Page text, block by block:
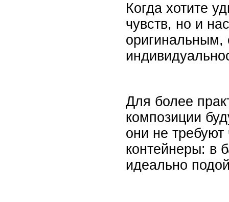
Когда хотите
чувств, но и
оригинальным,
Для более
композиции
они не
контейнеры: в
идеально